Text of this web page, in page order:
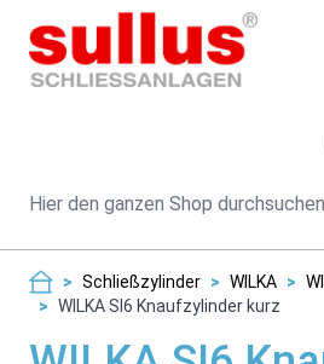
Direkt zum Inhalt
Suche
> Schließzylinder > WILKA >
> WILKA SI6 Knaufzylinder kurz